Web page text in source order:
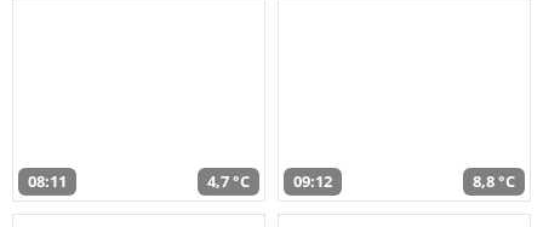
08:11 4,7 °C 09:12 8,8 °C